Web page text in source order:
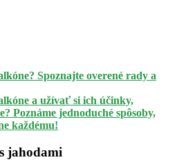
Spoznajte overené rady a
a užívať si ich účinky,
Poznáme jednoduché spôsoby,
každému!
jahodami